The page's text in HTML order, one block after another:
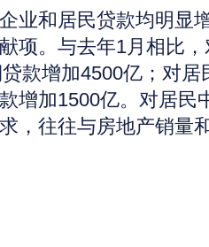
业和居民贷款均明显
项。与去年1月相比
款增加4500亿；对
增加1500亿。对居民
，往往与房地产销量